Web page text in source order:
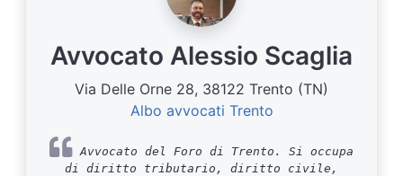
Avvocato Alessio Scaglia
Via Delle Orne 28, 38122 Trento (TN)
Albo avvocati Trento
Avvocato del Foro di Trento. Si occupa
di diritto tributario, diritto civile,